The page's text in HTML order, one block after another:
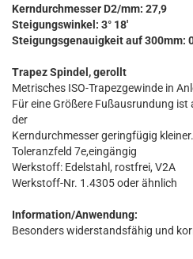
Kerndurchmesser D2/mm: 27,9
Steigungswinkel: 3° 18'
Steigungsgenauigkeit auf 300mm:
Trapez Spindel, gerollt
Metrisches ISO-Trapezgewinde in
Für eine Größere Fußausrundung
der
Kerndurchmesser geringfügig kleiner.
Toleranzfeld 7e,eingängig
Werkstoff: Edelstahl, rostfrei, V2A
Werkstoff-Nr. 1.4305 oder ähnlich
Information/Anwendung:
Besonders widerstandsfähig und